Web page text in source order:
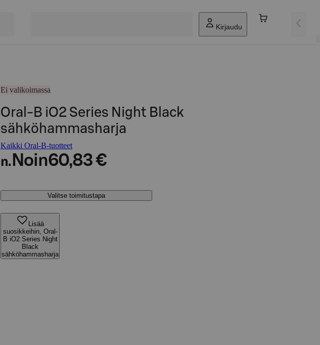
Kirjaudu
Ei valikoimassa
Oral-B iO2 Series Night Black
sähköhammasharja
Kaikki Oral-B-tuotteet
n. Noin60,83 €
Valitse toimitustapa
Lisää
suosikkeihin, Oral-
B iO2 Series Night
Black
sähköhammasharja